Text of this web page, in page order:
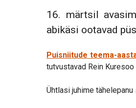
16. märtsil
abikäsi ootavad
Puisniitude teema-
tutvustavad Rein
Ühtlasi juhime